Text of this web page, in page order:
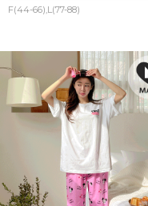
F(44-66),L(77-88)